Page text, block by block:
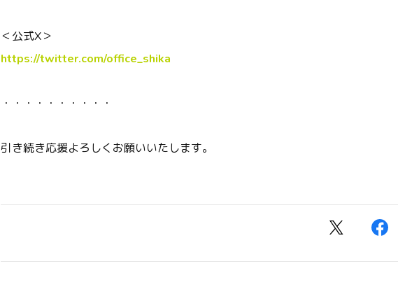
＜公式X＞
https://twitter.com/office_shika
・・・・・・・・・・
引き続き応援よろしくお願いいたします。